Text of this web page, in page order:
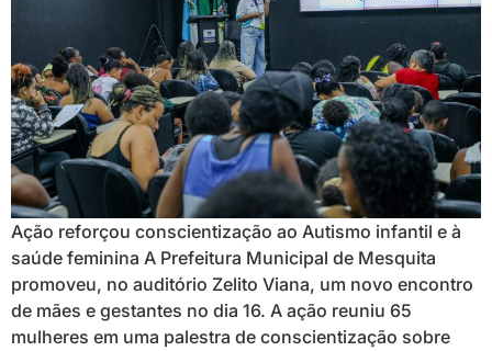
Ação reforçou conscientização ao Autismo infantil e à
saúde feminina A Prefeitura Municipal de Mesquita
promoveu, no auditório Zelito Viana, um novo encontro
de mães e gestantes no dia 16. A ação reuniu 65
mulheres em uma palestra de conscientização sobre